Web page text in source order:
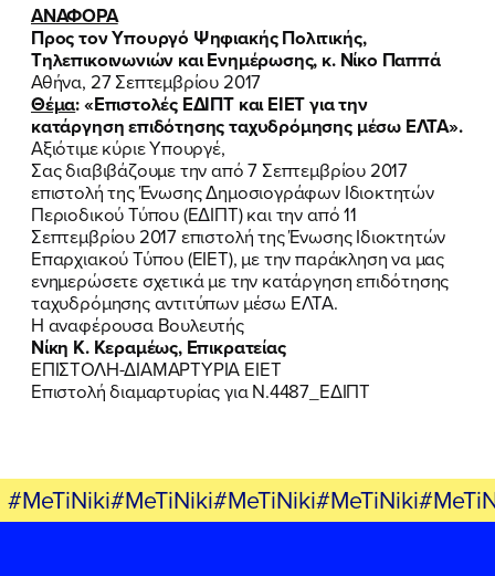
ΠΟΙΑ ΕΙΜΑΙ
ΕΡΓΟ
ΕΚΔΗΛΩΣΕΙΣ
ΝΕΑ
ΕΛΑ ΚΙ ΕΣΥ
FB IN TW YT LN VB TIKTOK
ΑΝΑΦΟΡΑ
Προς τον Υπουργό Ψηφιακής Πολιτικής,
Τηλεπικοινωνιών και Ενημέρωσης, κ. Νίκο Παππά
Αθήνα, 27 Σεπτεμβρίου 2017
Θέμα: «Επιστολές ΕΔΙΠΤ και ΕΙΕΤ για την
κατάργηση επιδότησης ταχυδρόμησης μέσω ΕΛΤΑ».
Αξιότιμε κύριε Υπουργέ,
Σας διαβιβάζουμε την από 7 Σεπτεμβρίου 2017
επιστολή της Ένωσης Δημοσιογράφων Ιδιοκτητών
Περιοδικού Τύπου (ΕΔΙΠΤ) και την από 11
Σεπτεμβρίου 2017 επιστολή της Ένωσης Ιδιοκτητών
Επαρχιακού Τύπου (ΕΙΕΤ), με την παράκληση να μας
ενημερώσετε σχετικά με την κατάργηση επιδότησης
ταχυδρόμησης αντιτύπων μέσω ΕΛΤΑ.
Η αναφέρουσα Βουλευτής
Νίκη Κ. Κεραμέως, Επικρατείας
ΕΠΙΣΤΟΛΗ-ΔΙΑΜΑΡΤΥΡΙΑ ΕΙΕΤ
Επιστολή διαμαρτυρίας για Ν.4487_ΕΔΙΠΤ
Χρήσης
του δικτυακού τόπου του
Πολιτικού Γραφείου της Βουλευτού
Νίκης Κεραμέως
ΥΠΟΒΟΛΗ
Χρήσης
του δικτυακού τόπου του
Πολιτικού Γραφείου της Βουλευτού
Νίκης Κεραμέως
ΥΠΟΒΟΛΗ